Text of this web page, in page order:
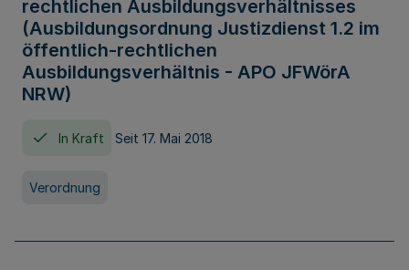
rechtlichen Ausbildungsverhältnisses
(Ausbildungsordnung Justizdienst 1.2 im
öffentlich-rechtlichen
Ausbildungsverhältnis - APO JFWörA
NRW)
In Kraft Seit 17. Mai 2018
Verordnung